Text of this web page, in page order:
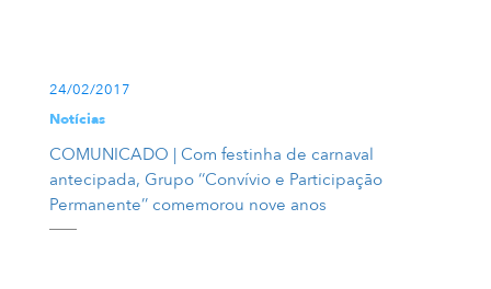
24/02/2017
Notícias
COMUNICADO | Com festinha de carnaval
antecipada, Grupo ‘‘Convívio e Participação
Permanente’’ comemorou nove anos